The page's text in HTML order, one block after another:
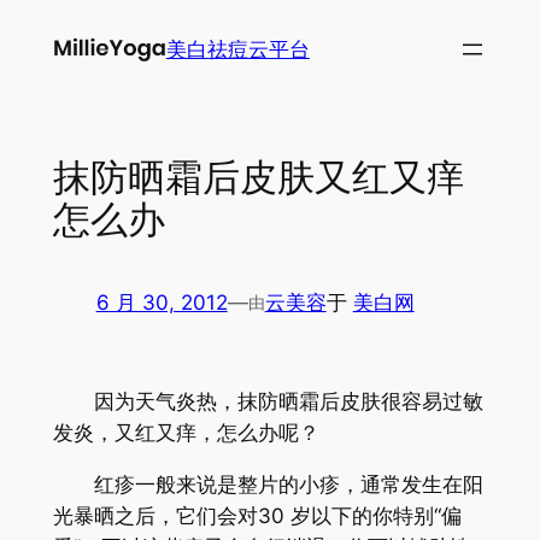
美白祛痘云平台
抹防晒霜后皮肤又红又痒
怎么办
6 月 30, 2012—由云美容于 美白网
因为天气炎热，抹防晒霜后皮肤很容易过敏
发炎，又红又痒，怎么办呢？
红疹一般来说是整片的小疹，通常发生在阳
光暴晒之后，它们会对30 岁以下的你特别“偏